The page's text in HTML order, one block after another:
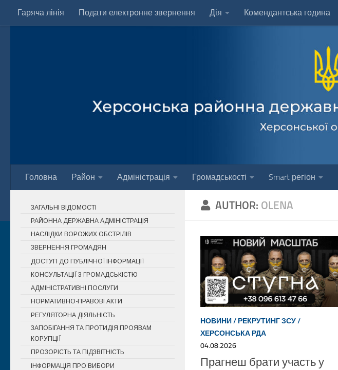
Skip to content
Гаряча лінія Подати електронне звернення Дія Комендантська година
Головна Район Адміністрація Громадськості Smart регіон
AUTHOR: OLENA
НОВИНИ/ РЕКРУТИНГ ЗСУ/
ХЕРСОНСЬКА РДА
04.08.2026
Прагнеш брати участь у
ЗАГАЛЬНІ ВІДОМОСТІ
РАЙОННА ДЕРЖАВНА АДМІНІСТРАЦІЯ
НАСЛІДКИ ВОРОЖИХ ОБСТРІЛІВ
ЗВЕРНЕННЯ ГРОМАДЯН
ДОСТУП ДО ПУБЛІЧНОЇ ІНФОРМАЦІЇ
КОНСУЛЬТАЦІЇ З ГРОМАДСЬКІСТЮ
АДМІНІСТРАТИВНІ ПОСЛУГИ
НОРМАТИВНО-ПРАВОВІ АКТИ
РЕГУЛЯТОРНА ДІЯЛЬНІСТЬ
ЗАПОБІГАННЯ ТА ПРОТИДІЯ ПРОЯВАМ
КОРУПЦІЇ
ПРОЗОРІСТЬ ТА ПІДЗВІТНІСТЬ
ІНФОРМАЦІЯ ПРО ВИБОРИ